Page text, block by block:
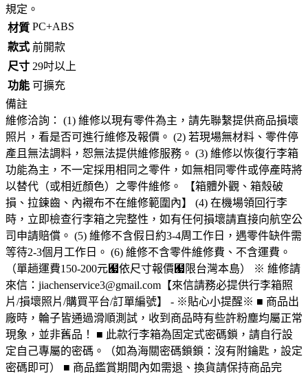
規定。
材質 PC+ABS
款式 前開款
尺寸 29吋以上
功能 可擴充
備註
維修洽詢： (1) 維修以現有零件為主，請先聯繫提供商品損壞
照片，看是否可進行維修及報價。 (2) 若現場無材料、零件停
產且無法調料，恕無法提供維修服務。 (3) 維修以恢復行李箱
功能為主，不一定採用相同之零件，如無相同零件或停產時將
以替代（或相近顏色）之零件維修。 【箱體外觀、箱殼破
損、拉鍊齒、內襯布不在維修範圍內】 (4) 在機場領回行李
時，立即檢查行李箱之完整性，如有任何損壞請直接向航空公
司申請賠償。 (5) 維修不含假日約3-4周工作日，遇零件缺件需
等待2-3個月工作日。 (6) 維修不含零件維修費、不含運費。
（單趟運費150-200元﹧依尺寸報價﹧限台灣本島） ※ 維修請
來信：jiachenservice3@gmail.com【來信請務必提供行李箱照
片/損壞照片/購買平台/訂單編號】 - ※貼心小提醒※ ■ 商品出
廠時，輪子皆通過滑順測試，收到商品時有些許粉塵均屬正常
現象，並非舊品！ ■ 此款行李箱為固定式密碼鎖，請自行設
定自己專屬的密碼。（如為海關密碼鎖鎖：沒有附鑰匙，設定
密碼即可） ■ 商品鑑賞期間內如需退、換貨請保持商品完